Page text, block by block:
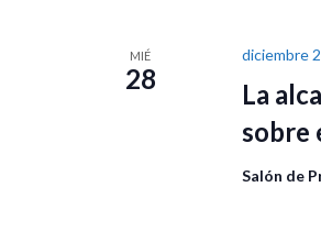
MIÉ
28
La
sobre
diciembre
Salón de